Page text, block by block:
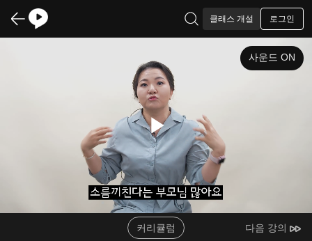
클래스 개설 로그인
Play
Video
사운드 ON
커리큘럼 다음 강의